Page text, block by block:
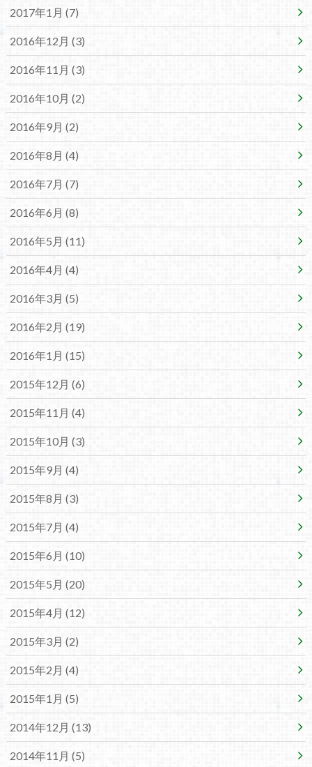
2017年1月 (7)
2016年12月 (3)
2016年11月 (3)
2016年10月 (2)
2016年9月 (2)
2016年8月 (4)
2016年7月 (7)
2016年6月 (8)
2016年5月 (11)
2016年4月 (4)
2016年3月 (5)
2016年2月 (19)
2016年1月 (15)
2015年12月 (6)
2015年11月 (4)
2015年10月 (3)
2015年9月 (4)
2015年8月 (3)
2015年7月 (4)
2015年6月 (10)
2015年5月 (20)
2015年4月 (12)
2015年3月 (2)
2015年2月 (4)
2015年1月 (5)
2014年12月 (13)
2014年11月 (5)